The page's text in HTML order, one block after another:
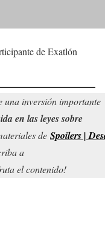
de Exatlón
una inversión importante
en las leyes sobre
de Spoilers |
a
el contenido!